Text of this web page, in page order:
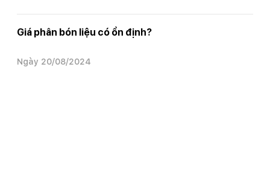
Giá phân bón liệu có ổn định?
Ngày 20/08/2024